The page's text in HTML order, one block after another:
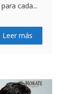
cada...
Leer más